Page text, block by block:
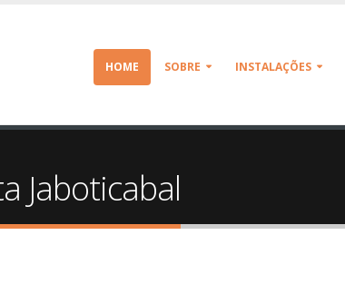
HOME SOBRE INSTALAÇÕES
Jaboticabal